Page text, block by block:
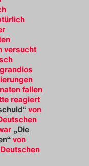
versucht
fallen
reagiert
von
„Die
von